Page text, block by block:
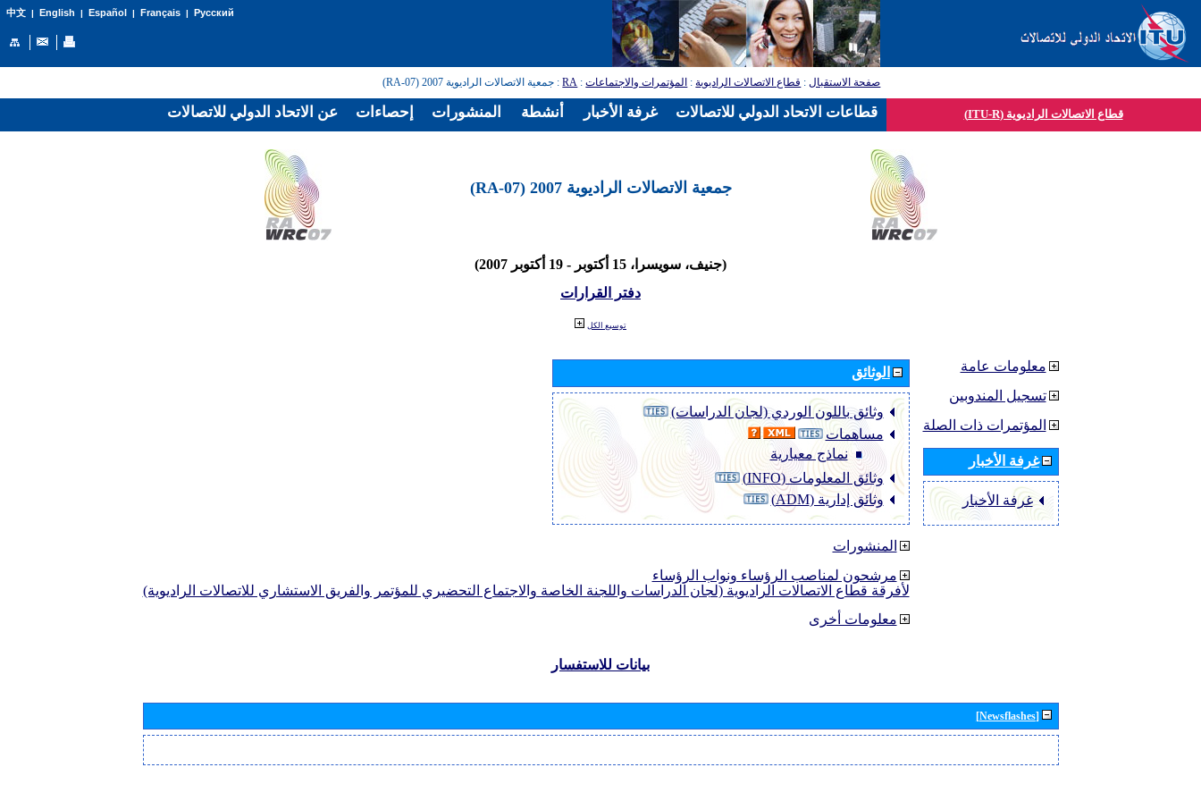
中文| English | Español | Français| Русский
صفحة الاستقبال: قطاع الاتصالات الراديوية: المؤتمرات والاجتماعات:
RA: جمعية الاتصالات الراديوية 2007 (RA-07)
قطاع الاتصالات الراديوية (ITU-R)
جمعية الاتصالات الراديوية 2007 (RA-07)
(جنيف، سويسرا، 15 أكتوبر - 19 أكتوبر 2007)
دفتر القرارات
توسيع الكل
الوثائق
وثائق باللون الوردي (لجان الدراسات)
مساهمات
نماذج معيارية
وثائق المعلومات (INFO)
وثائق إدارية (ADM)
المنشورات
مرشحون لمناصب الرؤساء ونواب الرؤساء
لأفرقة قطاع الاتصالات الراديوية (لجان الدراسات واللجنة الخاصة والاجتماع التحضيري للمؤتمر والفريق الاستشاري للاتصالات الراديوية)
معلومات أخرى
معلومات عامة
تسجيل المندوبين
المؤتمرات ذات الصلة
غرفة الأخبار
غرفة الأخبار
بيانات للاستفسار
[Newsflashes]
عن الاتحاد الدولي للاتصالات إحصاءات المنشورات أنشطة غرفة الأخبار قطاعات الاتحاد الدولي للاتصالات